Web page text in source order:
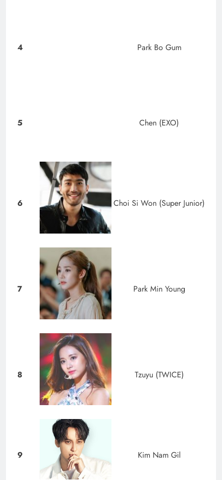
4 Park Bo Gum
5 Chen (EXO)
6 Choi Si Won (Super Junior)
7 Park Min Young
8 Tzuyu (TWICE)
9 Kim Nam Gil